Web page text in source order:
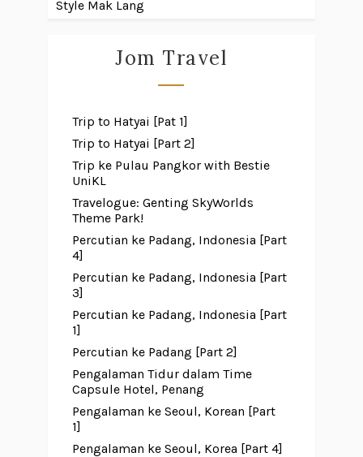
Style Mak Lang
Jom Travel
Trip to Hatyai [Pat 1]
Trip to Hatyai [Part 2]
Trip ke Pulau Pangkor with Bestie
UniKL
Travelogue: Genting SkyWorlds
Theme Park!
Percutian ke Padang, Indonesia [Part
4]
Percutian ke Padang, Indonesia [Part
3]
Percutian ke Padang, Indonesia [Part
1]
Percutian ke Padang [Part 2]
Pengalaman Tidur dalam Time
Capsule Hotel, Penang
Pengalaman ke Seoul, Korean [Part
1]
Pengalaman ke Seoul, Korea [Part 4]